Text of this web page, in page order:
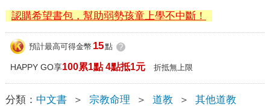
認購希望書包，幫助弱勢孩童上學不中斷！
預計最高可得金幣 15點 ?
HAPPY GO享100累1點 4點抵1元 折抵無上限
分類： 中文書 ＞ 宗教命理 ＞ 道教 ＞ 其他道教